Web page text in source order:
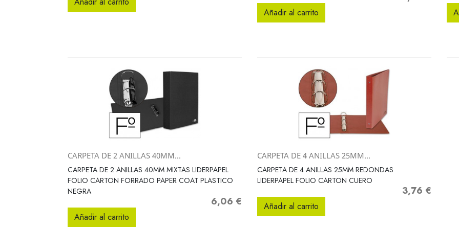
Añadir al carrito
Vista rápida
CARPETA DE 2 ANILLAS 40MM...
CARPETA DE 2 ANILLAS 40MM MIXTAS LIDERPAPEL
FOLIO CARTON FORRADO PAPER COAT PLASTICO
NEGRA
Precio
6,06 €
Añadir al carrito
Vista rápida
CARPETA DE 4 ANILLAS 25MM...
CARPETA DE 4 ANILLAS 25MM REDONDAS
LIDERPAPEL FOLIO CARTON CUERO
Precio
3,76 €
Añadir al carrito